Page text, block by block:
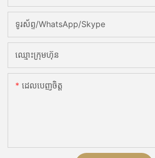
ទូរស័ព្ទ/WhatsApp/Skype
ឈ្មោះក្រុមហ៊ុន
ដេលបេញចិត្ដ